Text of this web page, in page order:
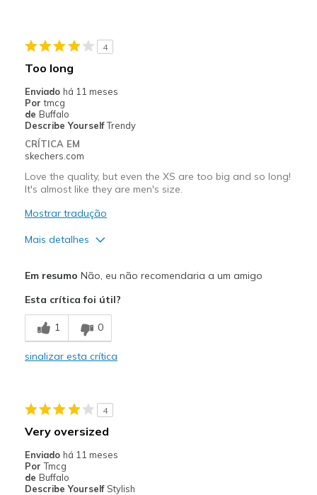
Width
Sizing
Feels full size too big
4
Too long
Enviado há 11 meses
Por tmcg
de Buffalo
Describe YourselfTrendy
CRÍTICA EM
skechers.com
Love the quality, but even the XS are too big and so long!
It's almost like they are men's size.
Mostrar tradução
Mais detalhes
Melhores utilizações
Casual Wear
Em resumo Não, eu não recomendaria a um amigo
Esta crítica foi útil?
1 0
sinalizar esta crítica
4
Very oversized
Enviado há 11 meses
Por Tmcg
de Buffalo
Describe Yourself Stylish